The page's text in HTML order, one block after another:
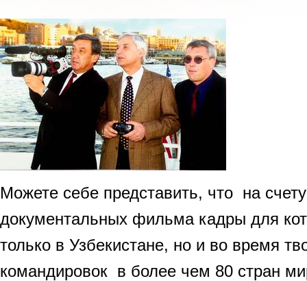
Можете себе представить, что на
документальных фильма кадры для
только в Узбекистане, но и во время
командировок в более чем 80 стран